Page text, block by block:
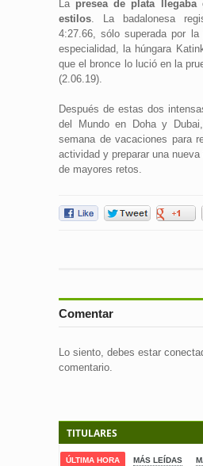
La presea de plata
estilos. La badalonesa
4:27.66, sólo superada por
especialidad, la húngara
que el bronce lo lució en la
(2.06.19).
Después de estas dos
del Mundo en Doha y
semana de vacaciones para
actividad y preparar una
de mayores retos.
Comentar
Lo siento, debes estar
comentario.
TITULARES
ÚLTIMA HORA MÁS LEÍDAS